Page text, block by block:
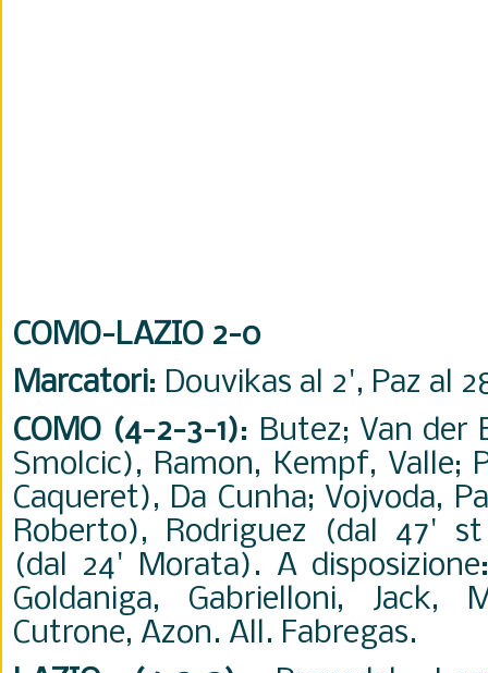
COMO-LAZIO 2-0
Marcatori: Douvikas al 2', Paz al
COMO (4-2-3-1): Butez; Van der
Smolcic), Ramon, Kempf, Valle;
Caqueret), Da Cunha; Vojvoda,
Roberto), Rodriguez (dal 47'
(dal 24' Morata). A
Goldaniga, Gabrielloni, Jack,
Cutrone, Azon. All. Fabregas.